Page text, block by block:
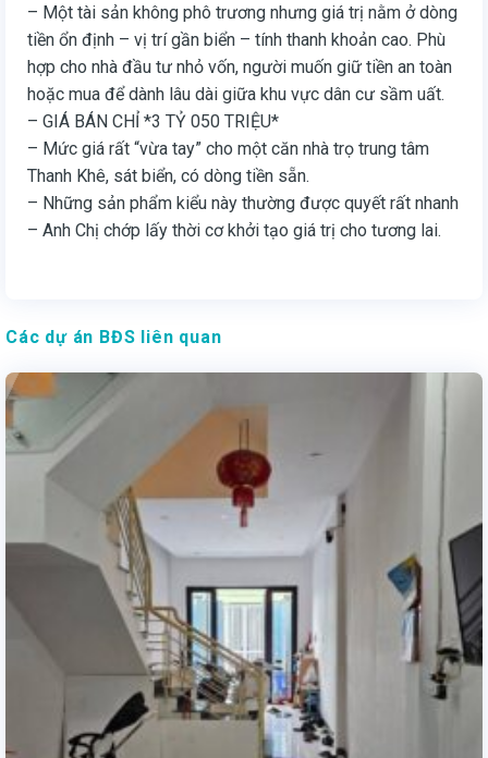
– Một tài sản không phô trương nhưng giá trị nằm ở dòng
tiền ổn định – vị trí gần biển – tính thanh khoản cao. Phù
hợp cho nhà đầu tư nhỏ vốn, người muốn giữ tiền an toàn
hoặc mua để dành lâu dài giữa khu vực dân cư sầm uất.
– GIÁ BÁN CHỈ *3 TỶ 050 TRIỆU*
– Mức giá rất “vừa tay” cho một căn nhà trọ trung tâm
Thanh Khê, sát biển, có dòng tiền sẵn.
– Những sản phẩm kiểu này thường được quyết rất nhanh
– Anh Chị chớp lấy thời cơ khởi tạo giá trị cho tương lai.
Các dự án BĐS liên quan